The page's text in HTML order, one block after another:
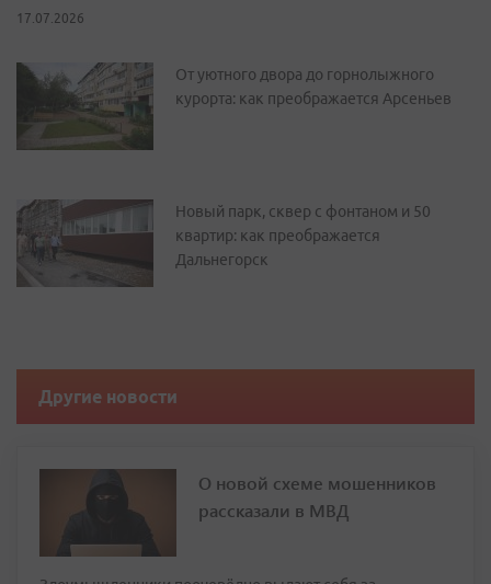
17.07.2026
От уютного двора до горнолыжного
курорта: как преображается Арсеньев
Новый парк, сквер с фонтаном и 50
квартир: как преображается
Дальнегорск
Другие новости
О новой схеме мошенников
рассказали в МВД